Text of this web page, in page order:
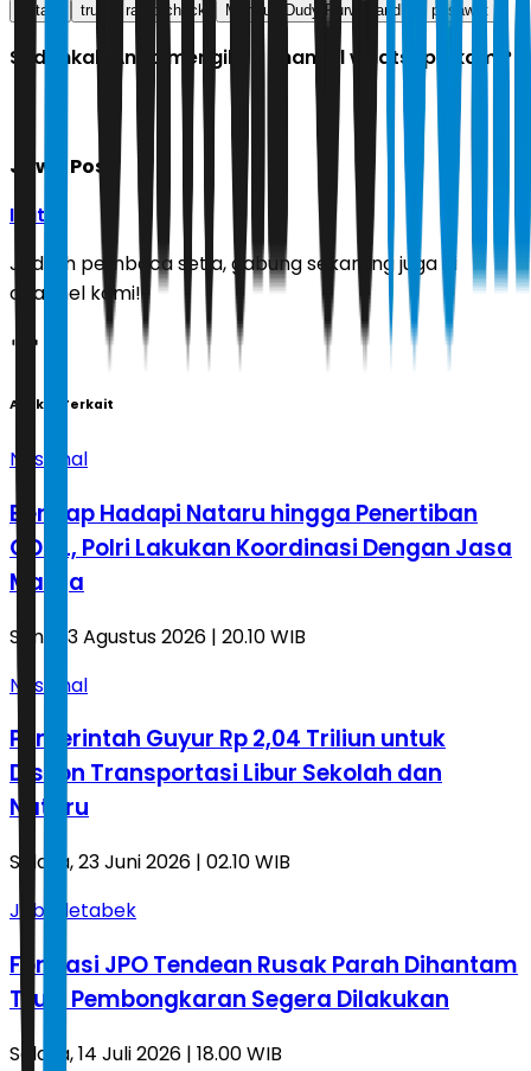
nataru truk ramp check Menhub Dudy Purwagandhi pesawat
Sudahkah Anda mengikuti channel whatsapp kami?
Jawa Pos
Ikuti
Jadilah pembaca setia, gabung sekarang juga di
channel kami!
Artikel Terkait
Nasional
Bersiap Hadapi Nataru hingga Penertiban
ODOL, Polri Lakukan Koordinasi Dengan Jasa
Marga
Senin, 3 Agustus 2026 | 20.10 WIB
Nasional
Pemerintah Guyur Rp 2,04 Triliun untuk
Diskon Transportasi Libur Sekolah dan
Nataru
Selasa, 23 Juni 2026 | 02.10 WIB
Jabodetabek
Fondasi JPO Tendean Rusak Parah Dihantam
Truk, Pembongkaran Segera Dilakukan
Selasa, 14 Juli 2026 | 18.00 WIB